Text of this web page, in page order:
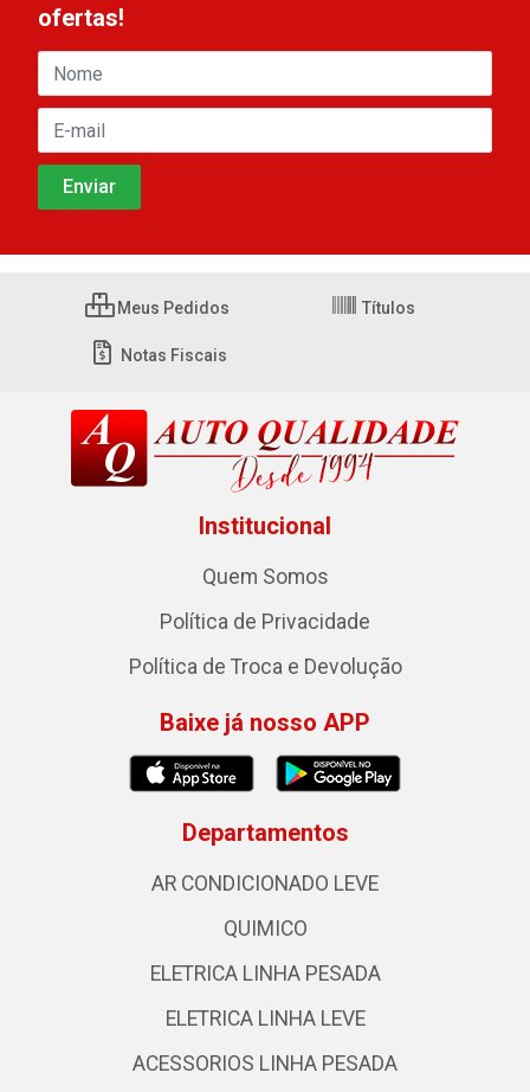
ofertas!
Meus Pedidos Títulos
Notas Fiscais
Institucional
Quem Somos
Política de Privacidade
Política de Troca e Devolução
Baixe já nosso APP
Departamentos
AR CONDICIONADO LEVE
QUIMICO
ELETRICA LINHA PESADA
ELETRICA LINHA LEVE
ACESSORIOS LINHA PESADA